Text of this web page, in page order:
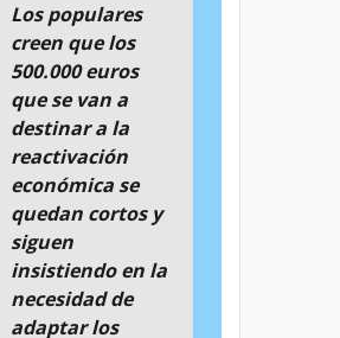
Los populares
creen que los
500.000 euros
que se van a
destinar a la
reactivación
económica se
quedan cortos y
siguen
insistiendo en la
necesidad de
adaptar los